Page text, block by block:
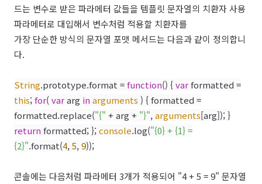
드는 변수로 받은 파라메터 값들을 템플릿 문자열의 치환자 사용
파라메터로 대입해서 변수처럼 적용할 치환자를
가장 단순한 방식의 문자열 포맷 메서드는 다음과 같이 정의합니
다.
String.prototype.format =function() {varformatted =
this;for(vararg in arguments ) { formatted =
formatted.replace("{" + arg + "}",arguments[arg]); }
return formatted; };console.log("{0} + {1} =
{2}".format(4,5,9));
콘솔에는 다음처럼 파라메터 3개가 적용되어 "4 + 5 = 9" 문자열